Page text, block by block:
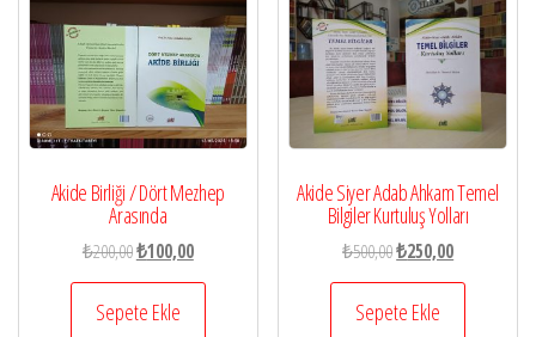
Akide Birliği / Dört Mezhep
Arasında
₺200,00Orijinal
fiyat:
₺200,00.
₺100,00Şu
andaki
Sepete Ekle
Akide Siyer Adab Ahkam Temel
Bilgiler Kurtuluş Yolları
₺500,00Orijinal
fiyat:
₺500,00.
₺250,00Şu
andaki
Sepete Ekle